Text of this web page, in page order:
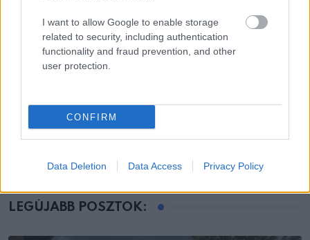
I want to allow Google to enable storage
related to security, including authentication
functionality and fraud prevention, and other
user protection.
CONFIRM
Data Deletion Data Access Privacy Policy
Megérkezett a brutális felhőszakadás: –
mutatjuk, hol csapott
LEGÚJABB POSZTOK: